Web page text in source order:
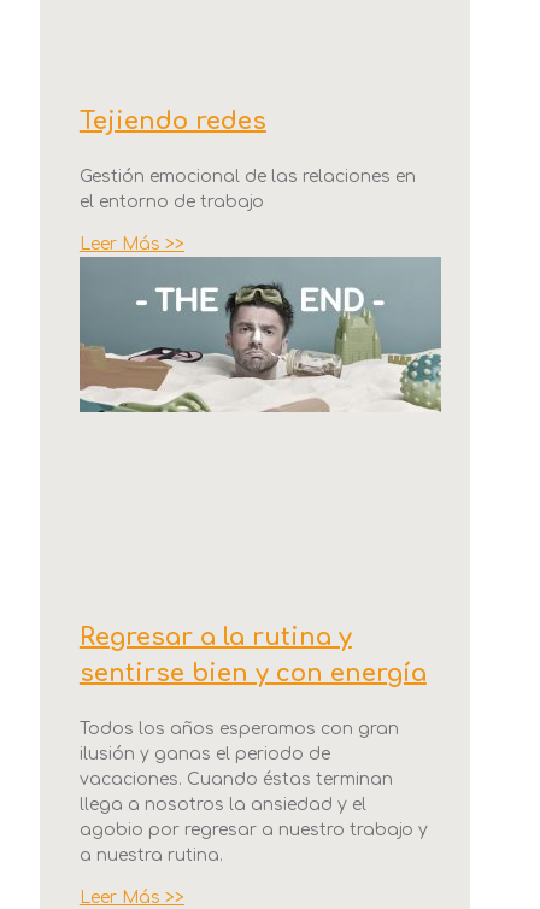
Tejiendo redes
Gestión emocional de las relaciones en
el entorno de trabajo
Leer Más >>
Regresar a la rutina y
sentirse bien y con energía
Todos los años esperamos con gran
ilusión y ganas el periodo de
vacaciones. Cuando éstas terminan
llega a nosotros la ansiedad y el
agobio por regresar a nuestro trabajo y
a nuestra rutina.
Leer Más >>